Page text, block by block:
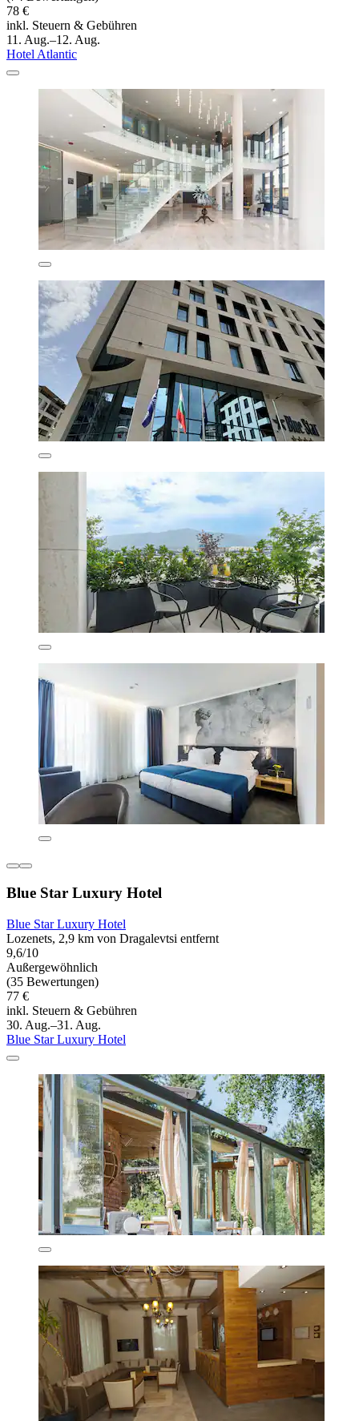
78 €
inkl. Steuern & Gebühren
11. Aug.–12. Aug.
Hotel Atlantic
Blue Star Luxury Hotel
Blue Star Luxury Hotel
Lozenets, 2,9 km von Dragalevtsi entfernt
9,6/10
Außergewöhnlich
(35 Bewertungen)
77 €
inkl. Steuern & Gebühren
30. Aug.–31. Aug.
Blue Star Luxury Hotel